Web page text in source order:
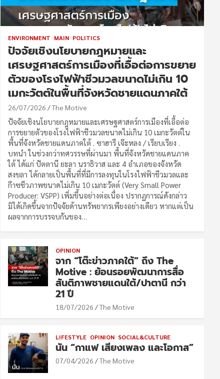
ENVIRONMENT MAIN POLITICS
ปัจจัยเชิงนโยบายกฎหมายและ
เศรษฐศาสตร์การเมืองที่เอื้อต่อการขยาย
ตัวของโรงไฟฟ้าชีวมวลขนาดไม่เกิน 10
เมกะวัตต์ในพื้นที่จังหวัดชายแดนภาคใต้
26/07/2026 The Motive
ปัจจัยเชิงนโยบายกฎหมายและเศรษฐศาสตร์การเมืองที่เอื้อต่อ
การขยายตัวของโรงไฟฟ้าชีวมวลขนาดไม่เกิน 10 เมกะวัตต์ใน
พื้นที่จังหวัดชายแดนภาคใต้ . ซาฮารี เจ๊ะหลง / เรียบเรียง .
บทนำ ในช่วงกว่าทศวรรษที่ผ่านมา พื้นที่จังหวัดชายแดนภาค
ใต้ ได้แก่ ปัตตานี ยะลา นราธิวาส และ 4 อำเภอของจังหวัด
สงขลา ได้กลายเป็นพื้นที่ที่มีการลงทุนในโรงไฟฟ้าชีวมวลและ
ก๊าซชีวภาพขนาดไม่เกิน 10 เมกะวัตต์ (Very Small Power
Producer: VSPP) เพิ่มขึ้นอย่างต่อเนื่อง ปรากฏการณ์ดังกล่าว
มิได้เกิดขึ้นจากปัจจัยด้านทรัพยากรเพียงอย่างเดียว หากแต่เป็น
ผลจากการบรรจบกันของ…
OPINION
จาก “โต๊ะข่าวภาคใต้” ถึง The
Motive : ย้อนรอยพัฒนาการสื่อ
สันติภาพชายแดนใต้/ปาตานี กว่า
21 ปี
18/07/2026 The Motive
LIFESTYLE OPINION SOCIAL&CULTURE
นัน “กาแฟ เสียงเพลง และโอกาส”
07/04/2026 The Motive